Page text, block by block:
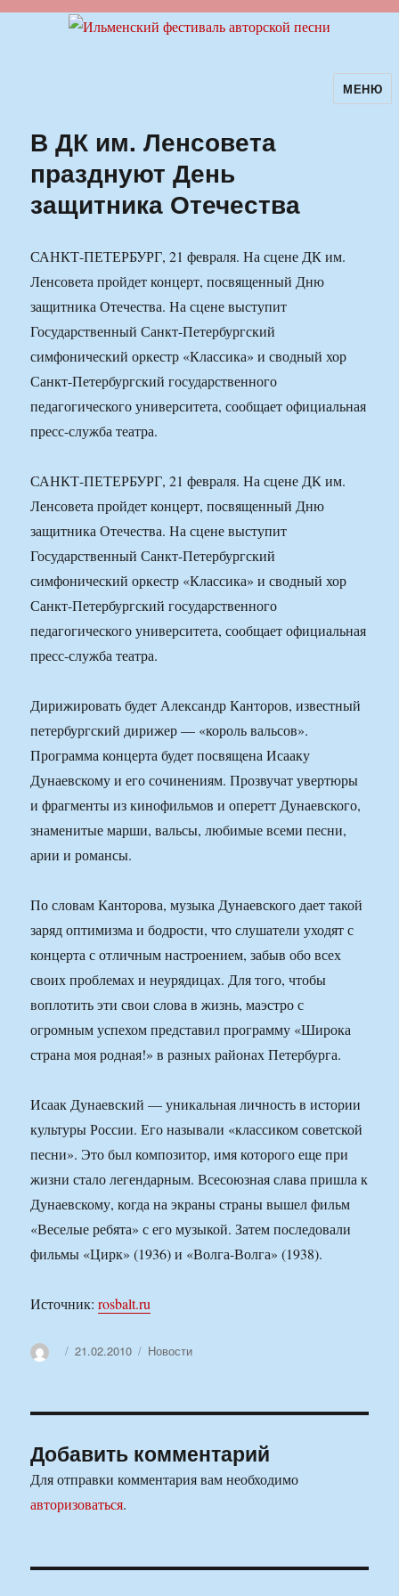
Ильменский фестиваль авторскойМЕНЮ
В ДК им. Ленсовета
празднуют День
защитника Отечества
САНКТ-ПЕТЕРБУРГ, 21 февраля. На сцене ДК им.
Ленсовета пройдет концерт, посвященный Дню
защитника Отечества. На сцене выступит
Государственный Санкт-Петербургский
симфонический оркестр «Классика» и сводный хор
Санкт-Петербургский государственного
педагогического университета, сообщает официальная
пресс-служба театра.
САНКТ-ПЕТЕРБУРГ, 21 февраля. На сцене ДК им.
Ленсовета пройдет концерт, посвященный Дню
защитника Отечества. На сцене выступит
Государственный Санкт-Петербургский
симфонический оркестр «Классика» и сводный хор
Санкт-Петербургский государственного
педагогического университета, сообщает официальная
пресс-служба театра.
Дирижировать будет Александр Канторов, известный
петербургский дирижер — «король вальсов».
Программа концерта будет посвящена Исааку
Дунаевскому и его сочинениям. Прозвучат увертюры
и фрагменты из кинофильмов и оперетт Дунаевского,
знаменитые марши, вальсы, любимые всеми песни,
арии и романсы.
По словам Канторова, музыка Дунаевского дает такой
заряд оптимизма и бодрости, что слушатели уходят с
концерта с отличным настроением, забыв обо всех
своих проблемах и неурядицах. Для того, чтобы
воплотить эти свои слова в жизнь, маэстро с
огромным успехом представил программу «Широка
страна моя родная!» в разных районах Петербурга.
Исаак Дунаевский — уникальная личность в истории
культуры России. Его называли «классиком советской
песни». Это был композитор, имя которого еще при
жизни стало легендарным. Всесоюзная слава пришла к
Дунаевскому, когда на экраны страны вышел фильм
«Веселые ребята» с его музыкой. Затем последовали
фильмы «Цирк» (1936) и «Волга-Волга» (1938).
Источник:rosbalt.ru
АвторОпубликовано
21.02.2010 Рубрики
Новости
Добавить комментарий
Для отправки комментария вам необходимо
авторизоваться.